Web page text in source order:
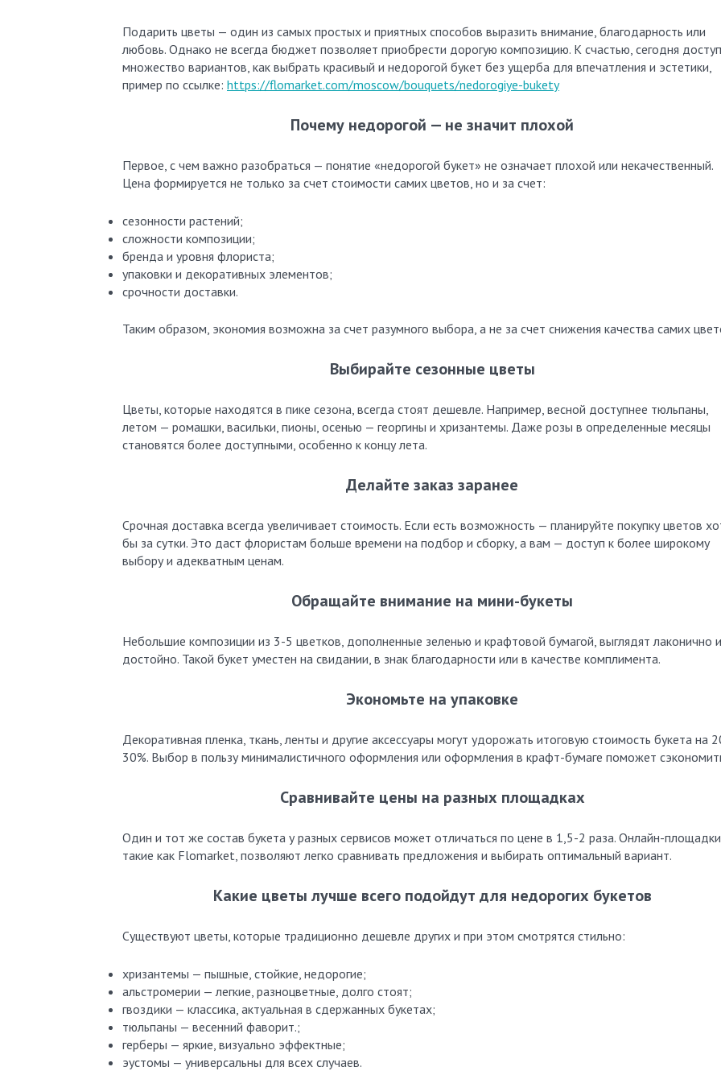
Подарить цветы — один из самых простых и приятных способов выразить внимание, благодарность или
любовь. Однако не всегда бюджет позволяет приобрести дорогую композицию. К счастью, сегодня
множество вариантов, как выбрать красивый и недорогой букет без ущерба для впечатления и эстетики,
пример по ссылке: https://flomarket.com/moscow/bouquets/nedorogiye-bukety
Почему недорогой — не значит плохой
Первое, с чем важно разобраться — понятие «недорогой букет» не означает плохой или некачественный.
Цена формируется не только за счет стоимости самих цветов, но и за счет:
сезонности растений;
сложности композиции;
бренда и уровня флориста;
упаковки и декоративных элементов;
срочности доставки.
Таким образом, экономия возможна за счет разумного выбора, а не за счет снижения качества самих
Выбирайте сезонные цветы
Цветы, которые находятся в пике сезона, всегда стоят дешевле. Например, весной доступнее тюльпаны,
летом — ромашки, васильки, пионы, осенью — георгины и хризантемы. Даже розы в определенные месяцы
становятся более доступными, особенно к концу лета.
Делайте заказ заранее
Срочная доставка всегда увеличивает стоимость. Если есть возможность — планируйте покупку цветов
бы за сутки. Это даст флористам больше времени на подбор и сборку, а вам — доступ к более широкому
выбору и адекватным ценам.
Обращайте внимание на мини-букеты
Небольшие композиции из 3-5 цветков, дополненные зеленью и крафтовой бумагой, выглядят лаконично и
достойно. Такой букет уместен на свидании, в знак благодарности или в качестве комплимента.
Экономьте на упаковке
Декоративная пленка, ткань, ленты и другие аксессуары могут удорожать итоговую стоимость букета на
30%. Выбор в пользу минималистичного оформления или оформления в крафт-бумаге поможет
Сравнивайте цены на разных площадках
Один и тот же состав букета у разных сервисов может отличаться по цене в 1,5-2 раза. Онлайн-
такие как Flomarket, позволяют легко сравнивать предложения и выбирать оптимальный вариант.
Какие цветы лучше всего подойдут для недорогих букетов
Существуют цветы, которые традиционно дешевле других и при этом смотрятся стильно:
хризантемы — пышные, стойкие, недорогие;
альстромерии — легкие, разноцветные, долго стоят;
гвоздики — классика, актуальная в сдержанных букетах;
тюльпаны — весенний фаворит.;
герберы — яркие, визуально эффектные;
эустомы — универсальны для всех случаев.